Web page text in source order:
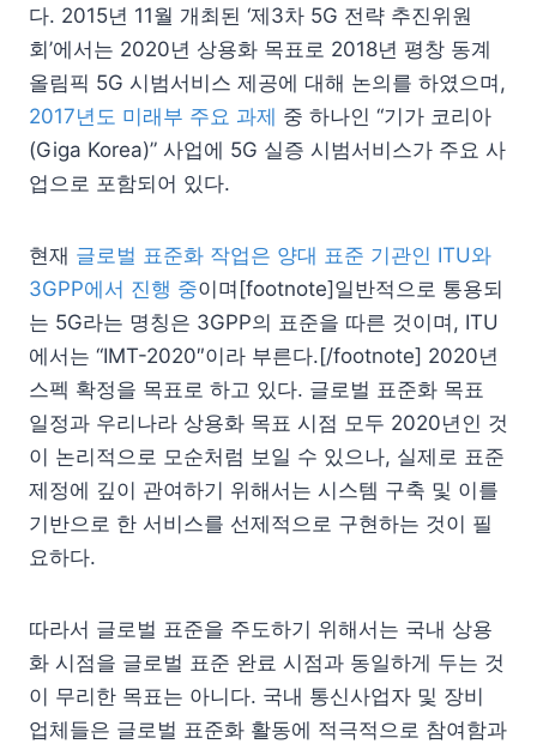
다. 2015년 11월 개최된 ‘제3차 5G 전략 추진위원
회’에서는 2020년 상용화 목표로 2018년 평창 동계
올림픽 5G 시범서비스 제공에 대해 논의를 하였으며,
2017년도 미래부 주요 과제 중 하나인 “기가 코리아
(Giga Korea)” 사업에 5G 실증 시범서비스가 주요 사
업으로 포함되어 있다.
현재 글로벌 표준화 작업은 양대 표준 기관인 ITU와
3GPP에서 진행 중이며[footnote]일반적으로 통용되
는 5G라는 명칭은 3GPP의 표준을 따른 것이며, ITU
에서는 “IMT-2020″이라 부른다.[/footnote] 2020년
스펙 확정을 목표로 하고 있다. 글로벌 표준화 목표
일정과 우리나라 상용화 목표 시점 모두 2020년인 것
이 논리적으로 모순처럼 보일 수 있으나, 실제로 표준
제정에 깊이 관여하기 위해서는 시스템 구축 및 이를
기반으로 한 서비스를 선제적으로 구현하는 것이 필
요하다.
따라서 글로벌 표준을 주도하기 위해서는 국내 상용
화 시점을 글로벌 표준 완료 시점과 동일하게 두는 것
이 무리한 목표는 아니다. 국내 통신사업자 및 장비
업체들은 글로벌 표준화 활동에 적극적으로 참여함과